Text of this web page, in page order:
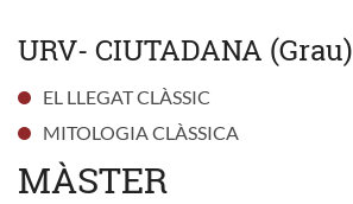
URV- CIUTADANA (Grau)
EL LLEGAT CLÀSSIC
MITOLOGIA CLÀSSICA
MÀSTER